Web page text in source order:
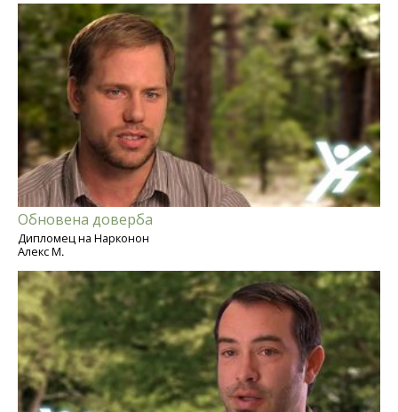
Обновена доверба
Дипломец на Нарконон
Алекс М.